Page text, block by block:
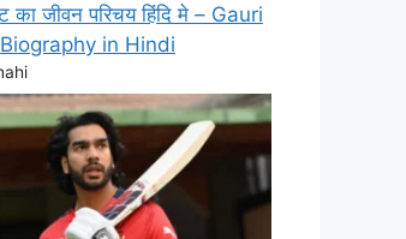
का जीवन परिचय हिंदि मे – Gauri
in Hindi